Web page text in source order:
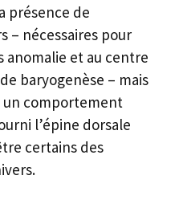
présence de
– nécessaires pour
anomalie et au centre
baryogenèse – mais
comportement
l’épine dorsale
certains des